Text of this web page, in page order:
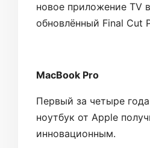
новое приложение TV
обновлённый Final Cut
MacBook Pro
Первый за четыре
ноутбук от Apple
инновационным.